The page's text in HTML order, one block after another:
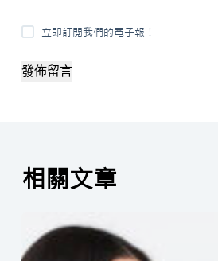
立即訂閱我們的電子報！
發佈留言
相關文章